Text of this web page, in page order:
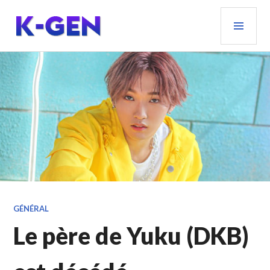
contenu
principal
K-GEN
GÉNÉRAL
Le père de Yuku (DKB)